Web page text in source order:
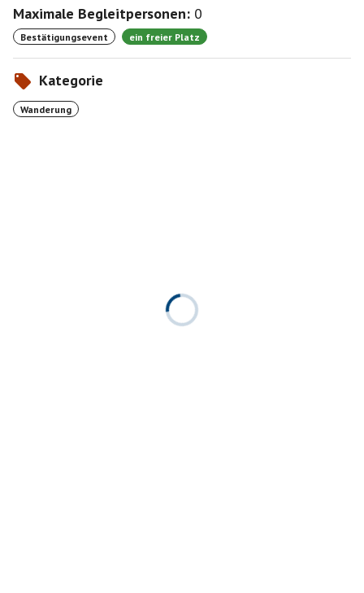
Maximale Begleitpersonen: 0
Bestätigungsevent ein freier Platz
Kategorie
Wanderung